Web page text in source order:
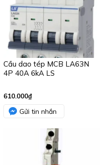
Cầu dao tép MCB LA63N
4P 40A 6kA LS
610.000₫
Gửi tin nhắn